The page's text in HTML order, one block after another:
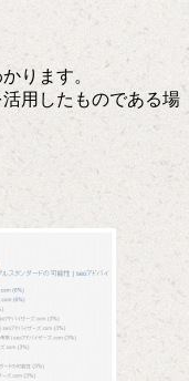
ります。
用したものである場